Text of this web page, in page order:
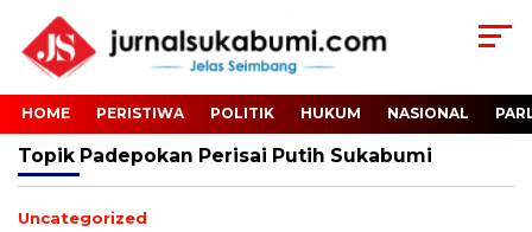
HOME PERISTIWA POLITIK HUKUM NASIONAL
Topik Padepokan Perisai Putih Sukabumi
Uncategorized